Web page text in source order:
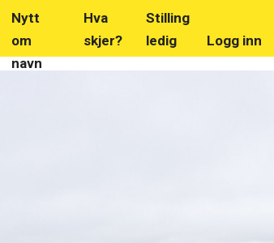
Nytt
om
navn
Hva
skjer?
Stilling
ledig
Logg inn